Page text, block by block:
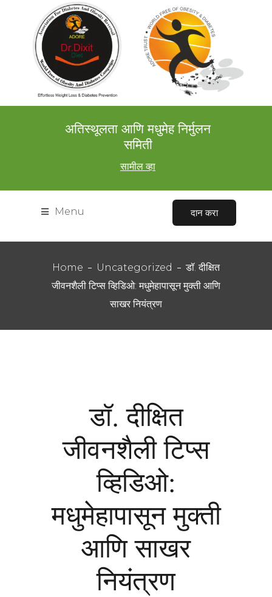
अतिस्थूलता आणि मधुमेह निर्मुलन
समिती
सामील व्हा
Menu दान करा
Home Uncategorized
डॉ. दीक्षित
जीवनशैली टिप्स व्हिडिओ: मधुमेहापासून मुक्ती आणि
साखर नियंत्रण
डॉ. दीक्षित
जीवनशैली टिप्स
व्हिडिओ:
मधुमेहापासून मुक्ती
आणि साखर
नियंत्रण